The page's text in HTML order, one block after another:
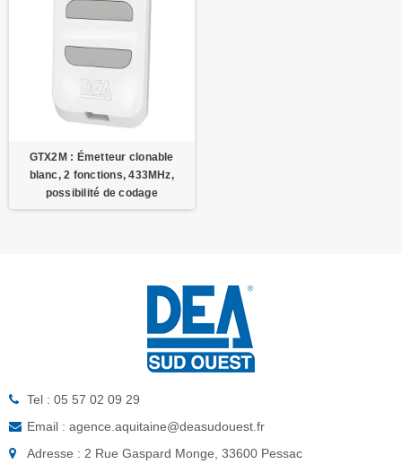
GTX2M : Émetteur clonable
blanc, 2 fonctions, 433MHz,
possibilité de codage
Tel : 05 57 02 09 29
Email : agence.aquitaine@deasudouest.fr
Adresse : 2 Rue Gaspard Monge, 33600 Pessac